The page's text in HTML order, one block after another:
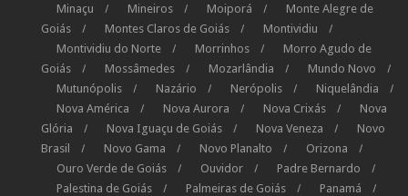
Minaçu
Mineiros Moiporá
Monte Alegre de
Goiás
Montes Claros de Goiás
Montividiu
Montividiu do Norte
Morrinhos
Morro Agudo de
Goiás
Mossâmedes Mozarlândia
Mundo Novo
Mutunópolis
Nazário Nerópolis
Niquelândia
Nova América
Nova Aurora Nova Crixás
Nova
Glória
Nova Iguaçu de Goiás Nova Veneza
Novo
Brasil
Novo Gama Novo Planalto
Orizona
Ouro Verde de Goiás
Ouvidor
Padre Bernardo
Palestina de Goiás
Palmeiras de Goiás
Panamá